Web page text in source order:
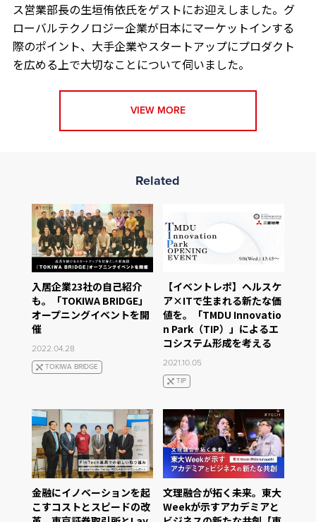
ス営業部長の生垣侑依氏をゲストにお迎えしました。グ
ローバルテクノロジー企業が日本にマーケットインする
際のポイント、大手企業やスタートアップにプロダクト
を広める上で大切なことについて伺いました。
VIEW MORE
Related
入居企業23社の自己紹介
も。「TOKIWA BRIDGE」
オープニングイベントを開
催
2022.04.28
TOKIWA BRIDGE
【イベントレポ】ヘルスケ
ア×ITで生まれる新たな価
値を。「TMDU Innovatio
n Park（TIP）」によるエ
コシステム形成を考える
2021.10.05
TIP
金融にイノベーションを起
こすコストとスピードの改
文理融合が拓く未来。東大
Weekが示すアカデミアと